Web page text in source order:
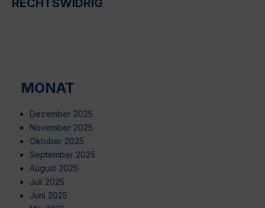
MONAT
Dezember 2025
November 2025
Oktober 2025
September 2025
August 2025
Juli 2025
Juni 2025